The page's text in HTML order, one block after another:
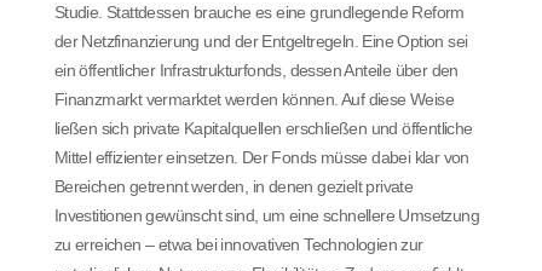
Studie. Stattdessen brauche es eine grundlegende Reform
der Netzfinanzierung und der Entgeltregeln. Eine Option sei
ein öffentlicher Infrastrukturfonds, dessen Anteile über den
Finanzmarkt vermarktet werden können. Auf diese Weise
ließen sich private Kapitalquellen erschließen und öffentliche
Mittel effizienter einsetzen. Der Fonds müsse dabei klar von
Bereichen getrennt werden, in denen gezielt private
Investitionen gewünscht sind, um eine schnellere Umsetzung
zu erreichen – etwa bei innovativen Technologien zur